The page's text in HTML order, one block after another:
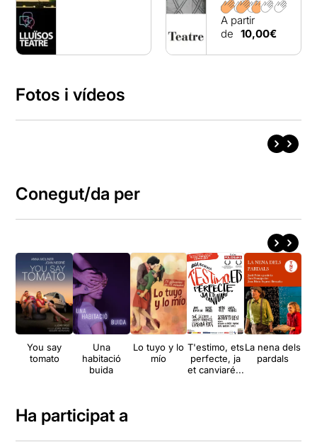
A partir
de 10,00€
Fotos i vídeos
Conegut/da per
You say
tomato
Una
habitació
buida
Lo tuyo y lo
mío
T'estimo, ets
perfecte, ja
et canviaré...
La nena dels
pardals
Ha participat a